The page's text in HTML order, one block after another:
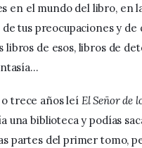
en el mundo del libro, en
tus preocupaciones y de
libros de esos, libros de
trece años leí El Señor de
una biblioteca y podías
partes del primer tomo,